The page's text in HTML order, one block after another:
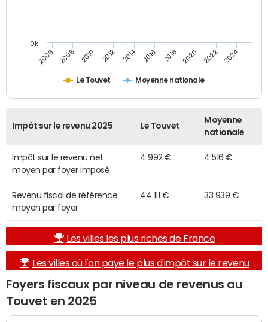
Le Touvet Moyenne nationale
2006 2008 2010 2012 2014 2016 2018 2020 2022 2024
0k
Impôt sur le revenu 2025 Le Touvet
Moyenne
nationale
Impôt sur le revenu net
moyen par foyer imposé
4 992 € 4 516 €
Revenu fiscal de référence
moyen par foyer
44 111 € 33 939 €
Les villes les plus riches de France
Les villes où l'on paye le plus d'impôt sur le revenu
Foyers fiscaux par niveau de revenus au
Touvet en 2025